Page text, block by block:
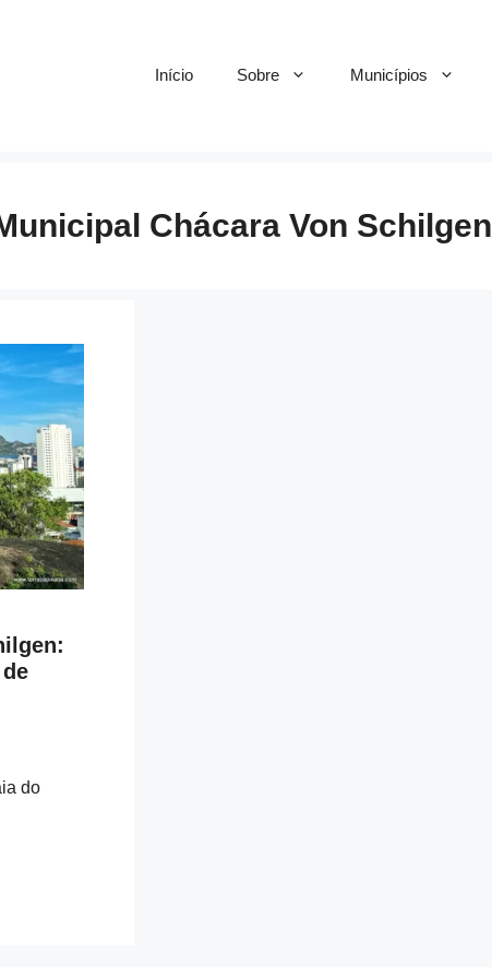
Início Sobre Municípios
Chácara Von Schilgen
do